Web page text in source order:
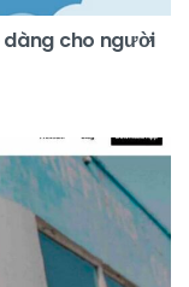
dàng cho người